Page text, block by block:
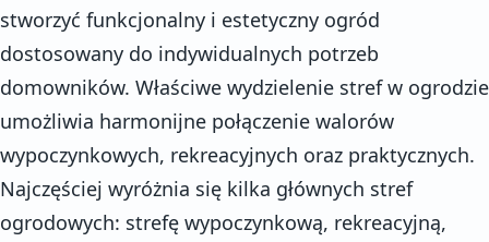
stworzyć funkcjonalny i estetyczny ogród
dostosowany do indywidualnych potrzeb
domowników. Właściwe wydzielenie stref w ogrodzie
umożliwia harmonijne połączenie walorów
wypoczynkowych, rekreacyjnych oraz praktycznych.
Najczęściej wyróżnia się kilka głównych stref
ogrodowych: strefę wypoczynkową, rekreacyjną,